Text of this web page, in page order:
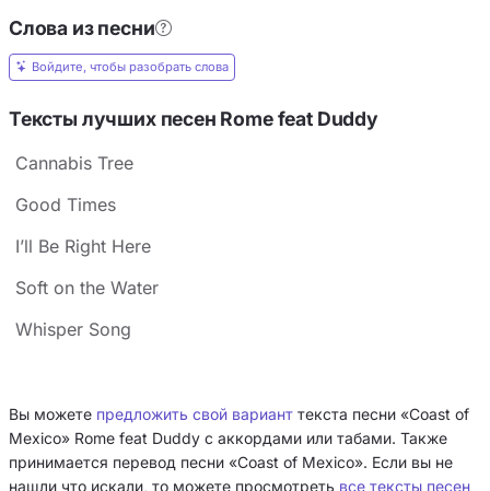
Слова из песни
Войдите, чтобы разобрать слова
Тексты лучших песен Rome feat Duddy
Cannabis Tree
Good Times
I’ll Be Right Here
Soft on the Water
Whisper Song
Вы можете предложить свой вариант текста песни «Coast of
Mexico» Rome feat Duddy с аккордами или табами. Также
принимается перевод песни «Coast of Mexico». Если вы не
нашли что искали, то можете просмотреть все тексты песен